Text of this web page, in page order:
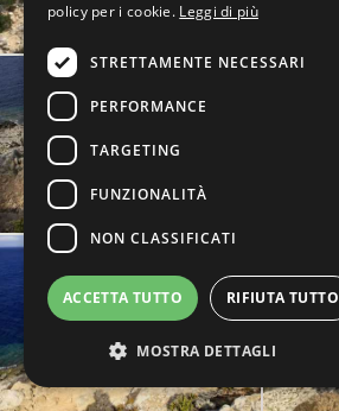
policy per i cookie. Leggi di più
STRETTAMENTE NECESSARI
PERFORMANCE
TARGETING
FUNZIONALITÀ
NON CLASSIFICATI
ACCETTA TUTTO RIFIUTA TUTTO
MOSTRA DETTAGLI